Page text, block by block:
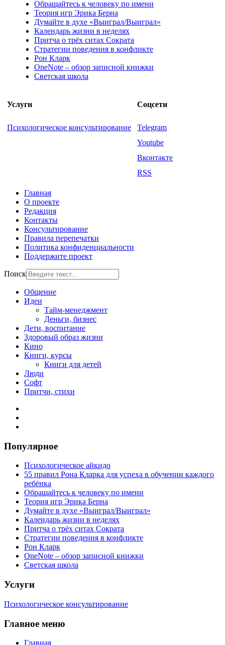
Обращайтесь к человеку по имени
Теория игр Эрика Берна
Думайте в духе «Выиграл/Выиграл»
Календарь жизни в неделях
Притча о трёх ситах Сократа
Стратегии поведения в конфликте
Рон Кларк
OneNote – обзор записной книжки
Светская школа
Услуги Соцсети
Психологическое консультирование
Telegram
Youtube
Вконтакте
RSS
Главная
О проекте
Редакция
Контакты
Консультирование
Правила перепечатки
Политика конфиденциальности
Поддержите проект
Поиск
Общение
Идеи
Тайм-менеджмент
Деньги, бизнес
Дети, воспитание
Здоровый образ жизни
Кино
Книги, курсы
Книги для детей
Люди
Софт
Притчи, стихи
Популярное
Психологическое айкидо
55 правил Рона Кларка для успеха в обучении каждого
ребёнка
Обращайтесь к человеку по имени
Теория игр Эрика Берна
Думайте в духе «Выиграл/Выиграл»
Календарь жизни в неделях
Притча о трёх ситах Сократа
Стратегии поведения в конфликте
Рон Кларк
OneNote – обзор записной книжки
Светская школа
Услуги
Психологическое консультирование
Главное меню
Главная